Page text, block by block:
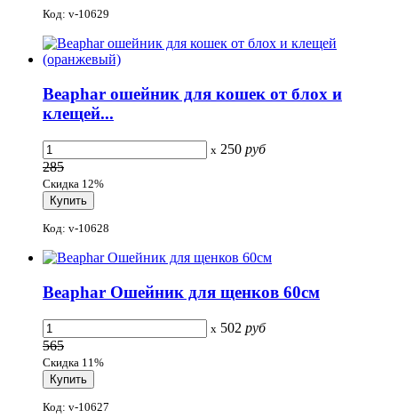
Код: v-10629
Beaphar ошейник для кошек от блох и
клещей...
x 250 руб
285
Скидка 12%
Код: v-10628
Beaphar Ошейник для щенков 60cм
x 502 руб
565
Скидка 11%
Код: v-10627